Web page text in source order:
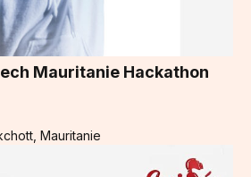
Mauritanie Hackathon
Mauritanie